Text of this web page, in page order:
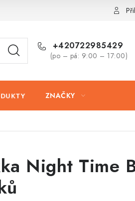
+420722985429
(po – pá: 9:00 – 17:00)
ZNAČKY
Night Time